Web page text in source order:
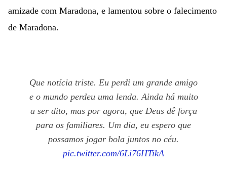
amizade com Maradona, e lamentou sobre o falecimento
de Maradona.
Que notícia triste. Eu perdi um grande amigo
e o mundo perdeu uma lenda. Ainda há muito
a ser dito, mas por agora, que Deus dê força
para os familiares. Um dia, eu espero que
possamos jogar bola juntos no céu.
pic.twitter.com/6Li76HTikA